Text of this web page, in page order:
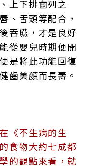
上下排齒列之
、舌頭等配合，
吞嚥，才是良好
從嬰兒時期便開
是將此功能回復
齒美顏而長壽。
《不生病的生
食物大約七成都
的觀點來看，就